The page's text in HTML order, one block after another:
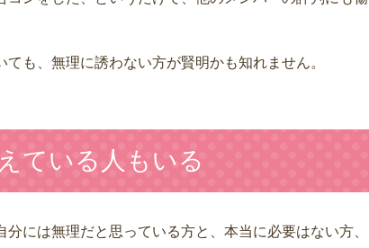
ても、無理に誘わない方が賢明かも知れません。
ている人もいる
には無理だと思っている方と、本当に必要はない方、